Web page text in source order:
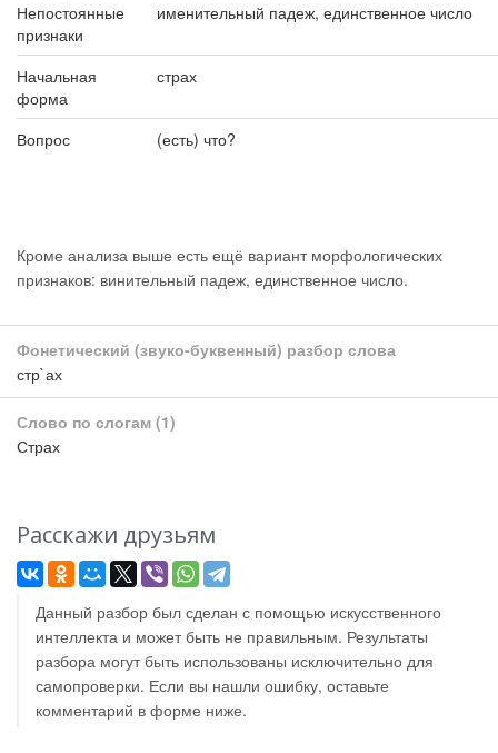
Непостоянные
признаки
именительный падеж, единственное число
Начальная
форма
страх
Вопрос (есть) что?
Кроме анализа выше есть ещё вариант морфологических
признаков: винительный падеж, единственное число.
Фонетический (звуко-буквенный) разбор слова
стр`ах
Слово по слогам (1)
Страх
Расскажи друзьям
Данный разбор был сделан с помощью искусственного
интеллекта и может быть не правильным. Результаты
разбора могут быть использованы исключительно для
самопроверки. Если вы нашли ошибку, оставьте
комментарий в форме ниже.